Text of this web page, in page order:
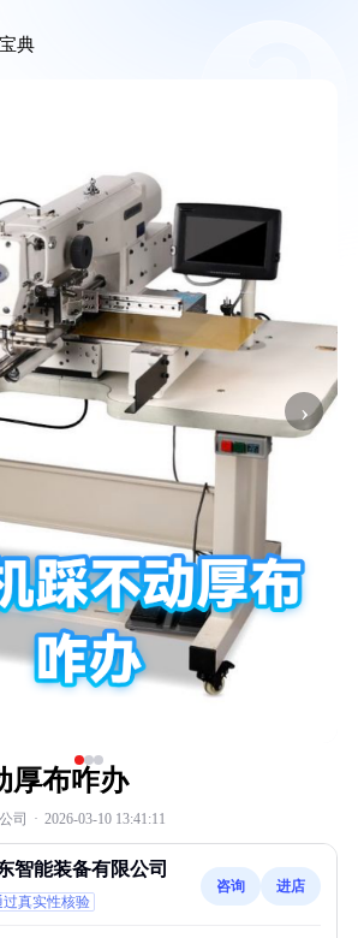
典
›
厚布咋办
司 · 2026-03-10 13:41:11
智能装备有限公司
过真实性核验
咨询 进店